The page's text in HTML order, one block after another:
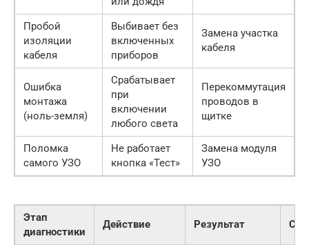
Пробой
изоляции
кабеля
Выбивает без
включенных
приборов
Замена участка
кабеля
Ошибка
монтажа
(ноль-земля)
Срабатывает
при
включении
любого света
Перекоммутация
проводов в
щитке
Поломка
самого УЗО
Не работает
кнопка «Тест»
Замена модуля
УЗО
Этап
диагностики
Действие Результат